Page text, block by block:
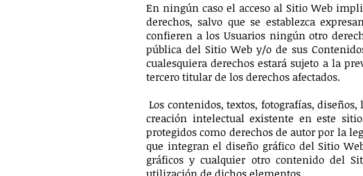
En ningún caso el acceso al Sitio Web
derechos, salvo que se establezca
confieren a los Usuarios ningún otro
pública del Sitio Web y/o de sus
cualesquiera derechos estará sujeto a la
tercero titular de los derechos afectados.
Los contenidos, textos, fotografías,
creación intelectual existente en este
protegidos como derechos de autor por la
que integran el diseño gráfico del Sitio
gráficos y cualquier otro contenido del
utilización de dichos elementos.